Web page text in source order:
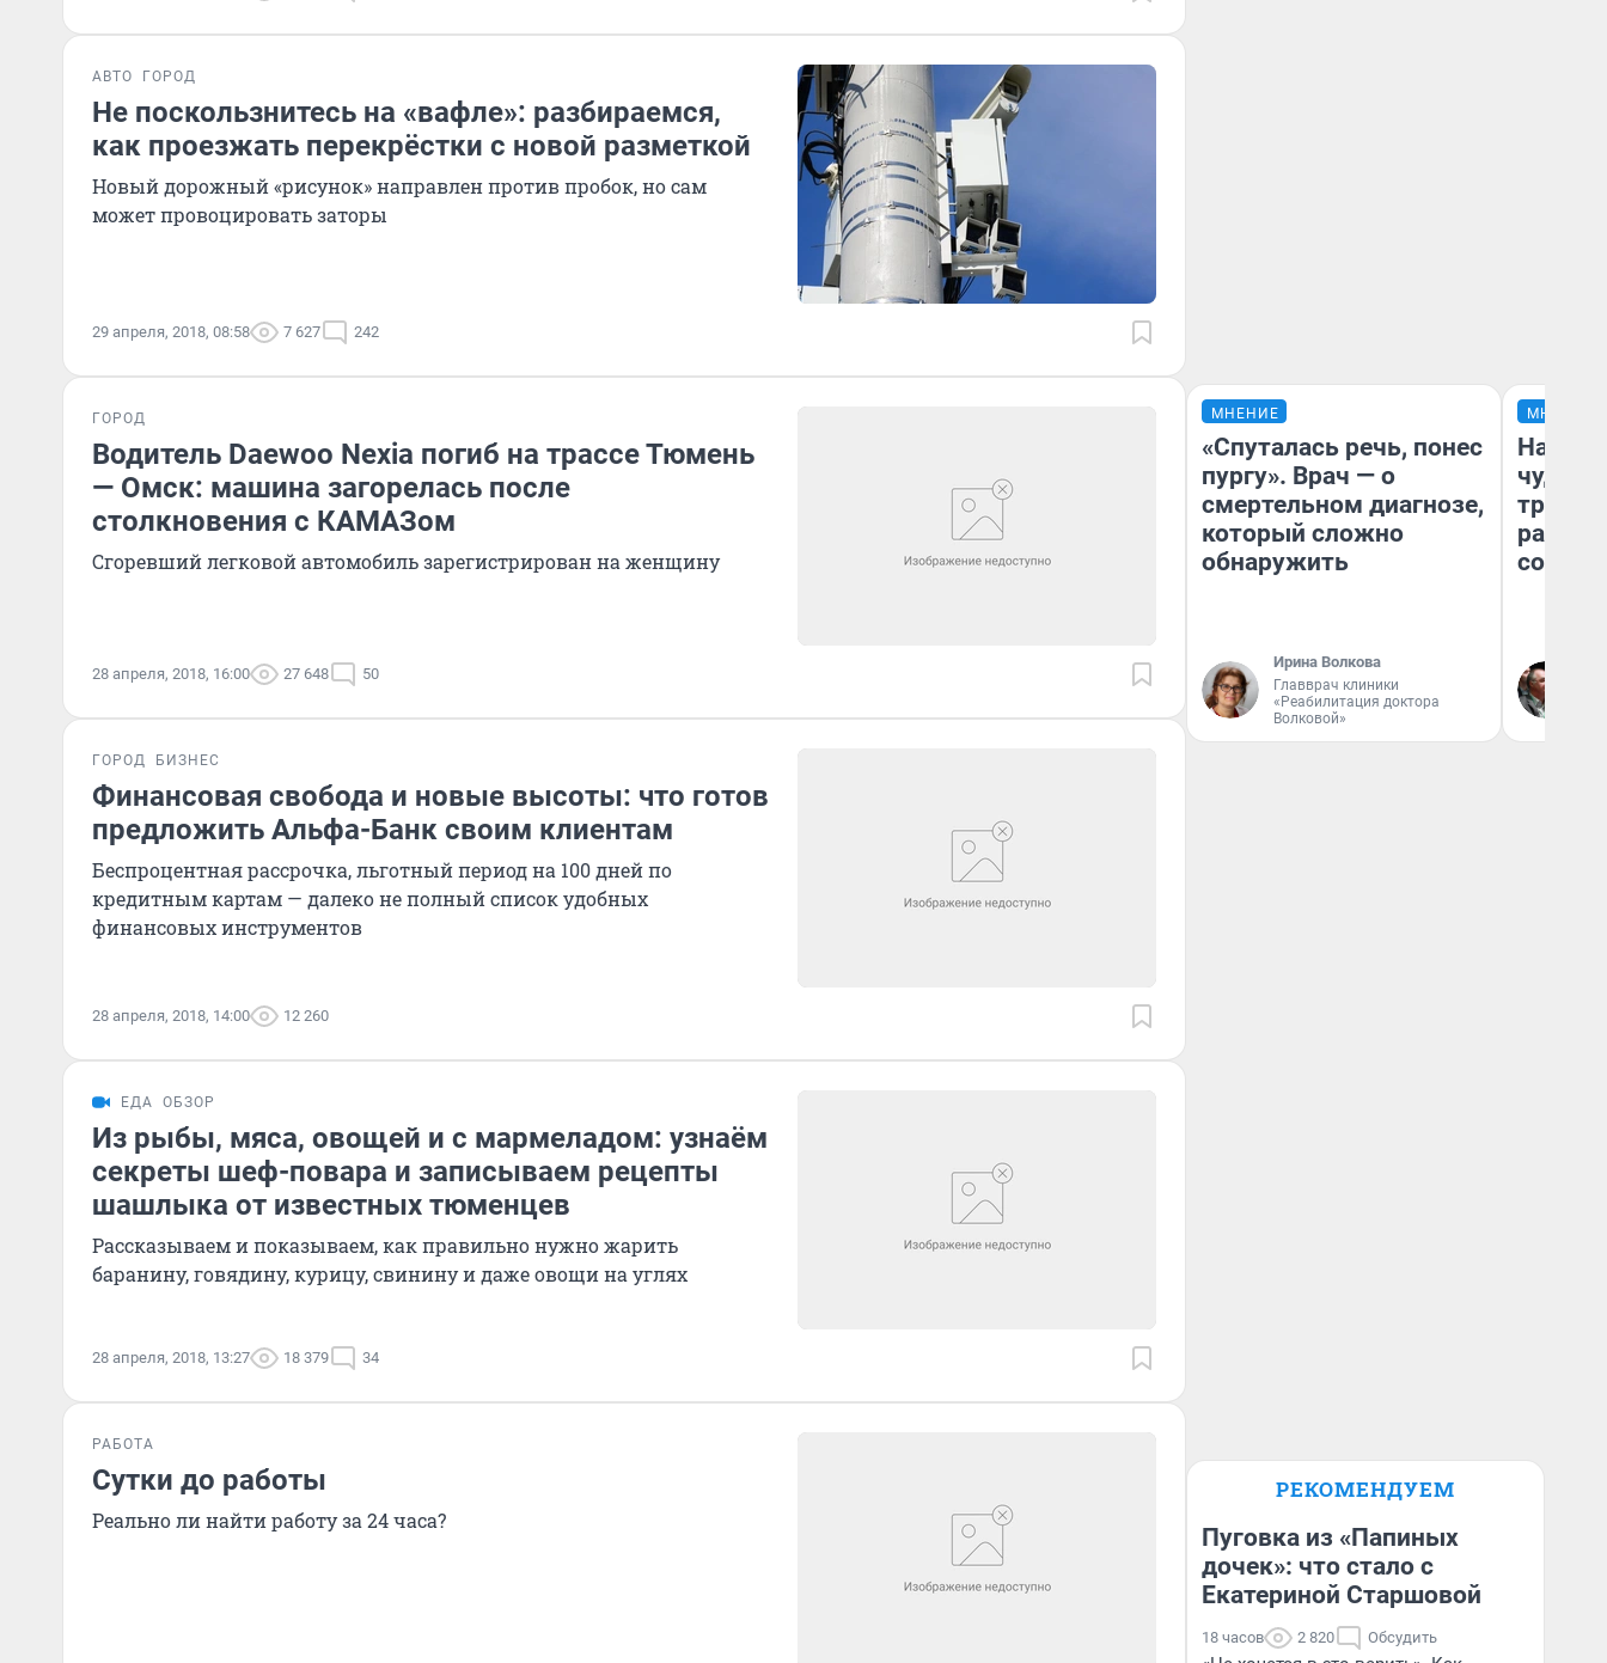
АВТО ГОРОД
Не поскользнитесь на «вафле»: разбираемся,
как проезжать перекрёстки с новой разметкой
Новый дорожный «рисунок» направлен против пробок, но сам
может провоцировать заторы
29 апреля, 2018, 08:58 7 627 242
ГОРОД
Водитель Daewoo Nexia погиб на трассе Тюмень
— Омск: машина загорелась после
столкновения с КАМАЗом
Сгоревший легковой автомобиль зарегистрирован на женщину
28 апреля, 2018, 16:00 27 648 50
ГОРОД БИЗНЕС
Финансовая свобода и новые высоты: что готов
предложить Альфа-Банк своим клиентам
Беспроцентная рассрочка, льготный период на 100 дней по
кредитным картам — далеко не полный список удобных
финансовых инструментов
28 апреля, 2018, 14:00 12 260
ЕДА ОБЗОР
Из рыбы, мяса, овощей и с мармеладом: узнаём
секреты шеф-повара и записываем рецепты
шашлыка от известных тюменцев
Рассказываем и показываем, как правильно нужно жарить
баранину, говядину, курицу, свинину и даже овощи на углях
28 апреля, 2018, 13:27 18 379 34
РАБОТА
Сутки до работы
Реально ли найти работу за 24 часа?
МНЕНИЕ
«Спуталась речь, понес
пургу». Врач — о
смертельном диагнозе,
который сложно
обнаружить
Ирина Волкова
Главврач клиники
«Реабилитация доктора
Волковой»
МНЕНИЕ
чудом
РЕКОМЕНДУЕМ
Пуговка из «Папиных
дочек»: что стало с
Екатериной Старшовой
18 часов 2 820 Обсудить